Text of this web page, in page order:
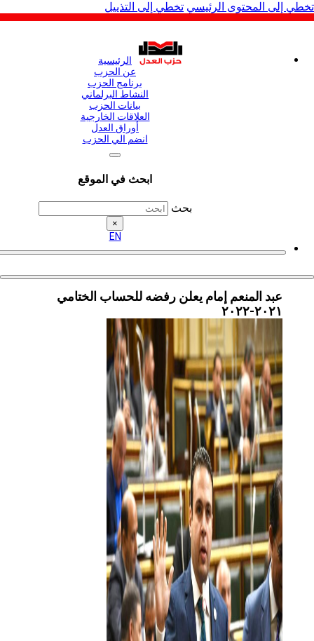
المحتوى الرئيسي تخطي إلى التذييل
الرئيسية
عن الحزب
برنامج الحزب
النشاط البرلماني
بيانات الحزب
العلاقات الخارجية
أوراق العدل
انضم الي الحزب
ابحث في الموقع
عبد المنعم إمام يعلن رفضه للحساب الختامي